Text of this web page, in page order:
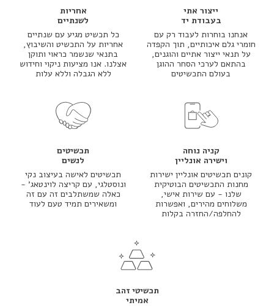
תכשיטים
לנשים
תכשיטים לאישה בעיצוב נקי
ונוסטלגי, עם קריצה לוינטאג' -
כאלה שמשתלבים זה עם זה
ומשאירים תמיד טעם לעוד
תכשיטי זהב
אמיתי
ייצור אתי
בעבודת יד
אנחנו בוחרות לעבוד רק עם
חומרי גלם איכותיים, תוך הקפדה
על תנאי ייצור אתיים והוגנים,
בהתאם לערכי הסחר ההוגן
בעולם התכשיטים
אחריות
לשנתיים
כל תכשיט מגיע עם שנתיים
אחריות על התכשיט והשיבוץ,
בתנאי שנשמר כראוי ותוקן
אצלנו. אנו מציעות ניקוי וחידוש
ללא הגבלה וללא עלות
קניה נוחה
וישירה אונליין
קונים תכשיטים אונליין ישירות
מחנות התכשיטים הבוטיקית
שלנו - עם שירות אישי,
משלוחים מהירים, ואפשרות
להחלפה/החזרה בקלות